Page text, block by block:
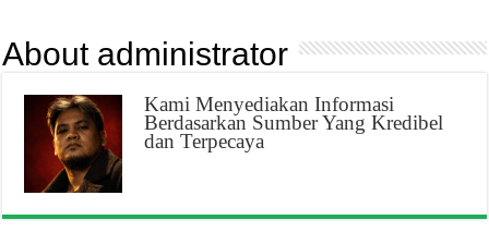
About administrator
Kami Menyediakan Informasi
Berdasarkan Sumber Yang Kredibel
dan Terpecaya